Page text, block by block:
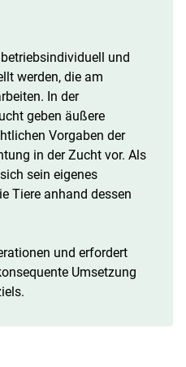
und
werden, die am
In der
geben äußere
Vorgaben der
in der Zucht vor. Als
sein eigenes
Tiere anhand dessen
und erfordert
Umsetzung